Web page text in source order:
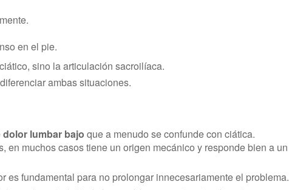
en el pie.
sino la articulación sacroilíaca.
ambas situaciones.
dolor lumbar bajo que a menudo se confunde con ciática.
en muchos casos tiene un origen mecánico y responde bien a un
es fundamental para no prolongar innecesariamente el problema.